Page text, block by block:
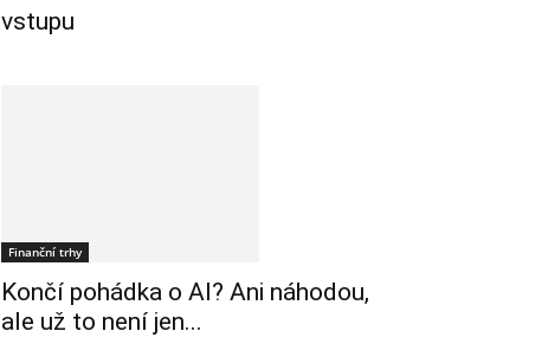
vstupu
Finanční trhy
Končí pohádka o AI? Ani náhodou,
ale už to není jen...